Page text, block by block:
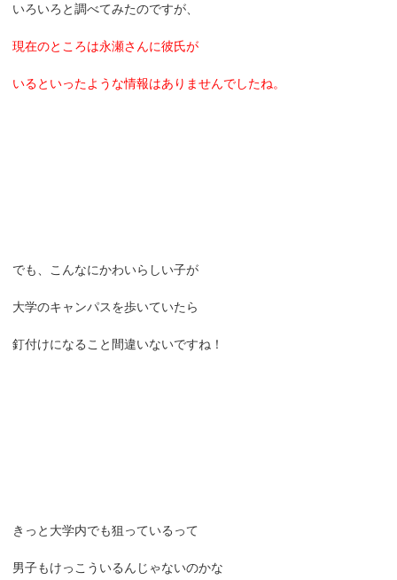
いろいろと調べてみたのですが、
現在のところは永瀬さんに彼氏が
いるといったような情報はありませんでしたね。
でも、こんなにかわいらしい子が
大学のキャンパスを歩いていたら
釘付けになること間違いないですね！
きっと大学内でも狙っているって
男子もけっこういるんじゃないのかな